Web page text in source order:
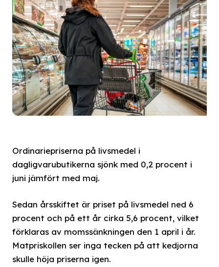
Ordinariepriserna på livsmedel i
dagligvarubutikerna sjönk med 0,2 procent i
juni jämfört med maj.
Sedan årsskiftet är priset på livsmedel ned 6
procent och på ett år cirka 5,6 procent, vilket
förklaras av momssänkningen den 1 april i år.
Matpriskollen ser inga tecken på att kedjorna
skulle höja priserna igen.